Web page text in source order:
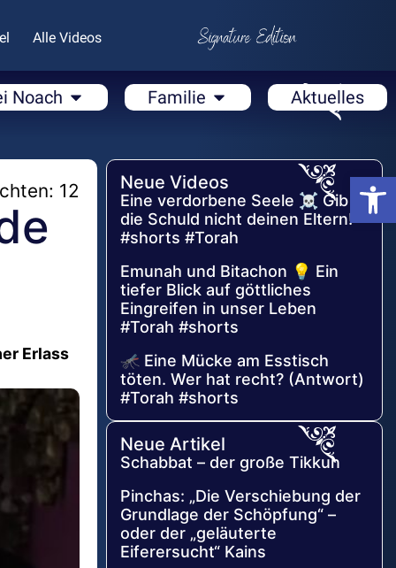
Alle Videos
Noach Familie Aktuelles
12
Erlass
Neue Videos
Eine verdorbene Seele ☠️ Gib
die Schuld nicht deinen Eltern!
#shorts #Torah
Emunah und Bitachon 💡 Ein
tiefer Blick auf göttliches
Eingreifen in unser Leben
#Torah #shorts
🦟 Eine Mücke am Esstisch
töten. Wer hat recht? (Antwort)
#Torah #shorts
Neue Artikel
Schabbat – der große Tikkun
Pinchas: „Die Verschiebung der
Grundlage der Schöpfung“ –
oder der „geläuterte
Eiferersucht“ Kains